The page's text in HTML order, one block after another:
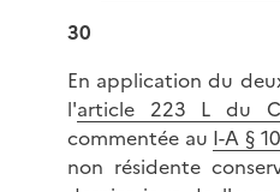
30
En application du
l'article 223 L du
commentée au I-A §
non résidente